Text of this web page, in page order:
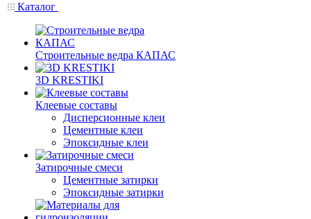
Каталог
Строительные ведра КАПАС
3D KRESTIKI
Клеевые составы
Дисперсионные клеи
Цементные клеи
Эпоксидные клеи
Затирочные смеси
Цементные затирки
Эпоксидные затирки